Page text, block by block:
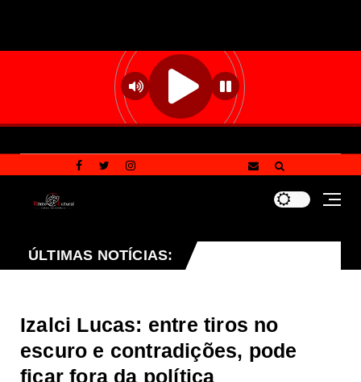
ÚLTIMAS NOTÍCIAS:
à CLDF projeto que endurece penalidades para
Izalci Lucas: entre tiros no
escuro e contradições, pode
ficar fora da política